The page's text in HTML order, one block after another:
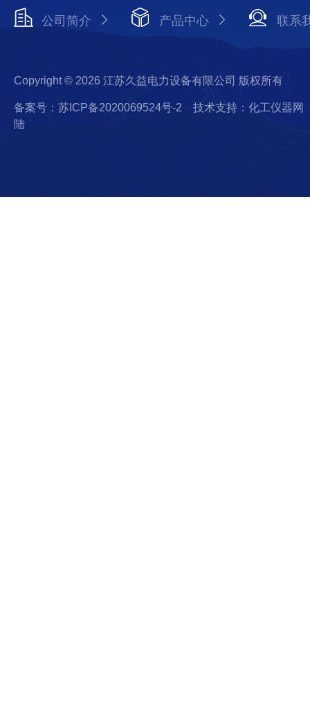
公司简介 产品中心 联系
Copyright © 2026 江苏久益电力设备有限公司 版权所有
备案号：苏ICP备2020069524号-2
技术支持：化工仪器网
陆